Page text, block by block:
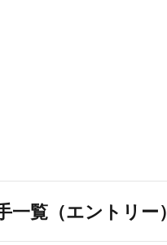
一覧（エントリー）